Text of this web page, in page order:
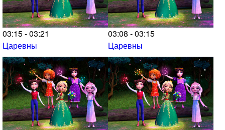
03:15 - 03:21
Царевны
03:08 - 03:15
Царевны